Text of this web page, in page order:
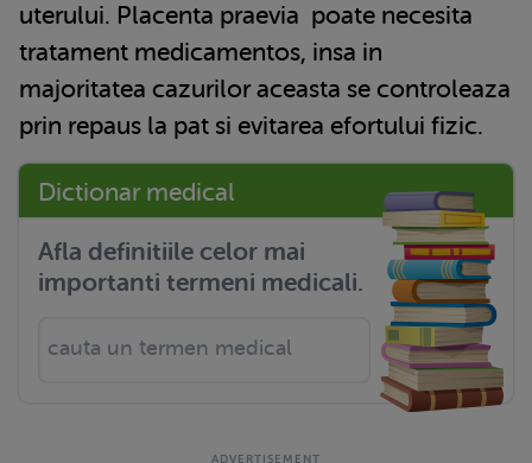
uterului. Placenta praevia poate necesita
tratament medicamentos, insa in
majoritatea cazurilor aceasta se controleaza
prin repaus la pat si evitarea efortului fizic.
Dictionar medical
Afla definitiile celor mai
importanti termeni medicali.